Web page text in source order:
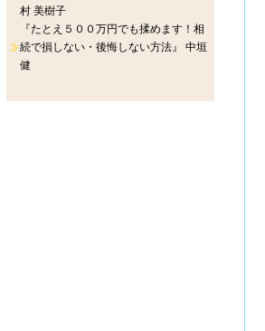
村 美樹子
『たとえ５００万円でも揉めます！相
続で損しない・後悔しない方法』 中垣
健